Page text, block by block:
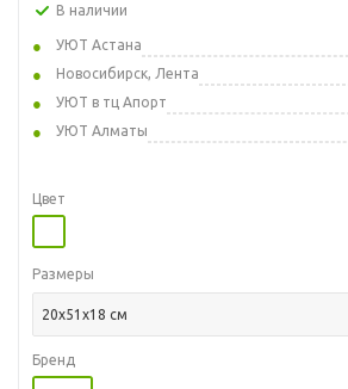
В наличии
УЮТ Астана
Новосибирск, Лента
УЮТ в тц Апорт
УЮТ Алматы
Цвет
Размеры
20x51x18 см
Бренд